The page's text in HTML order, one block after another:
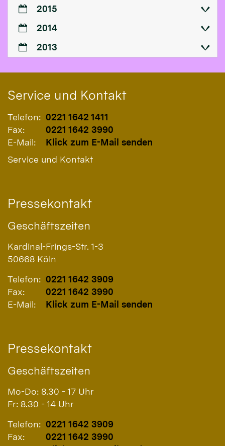
2015
2014
2013
Service und Kontakt
Telefon: 0221 1642 1411
Fax:
0221 1642 3990
E-Mail:
Klick zum E-Mail senden
Service und Kontakt
Pressekontakt
Geschäftszeiten
Kardinal-Frings-Str. 1-3
50668 Köln
Telefon: 0221 1642 3909
Fax:
0221 1642 3990
E-Mail:
Klick zum E-Mail senden
Pressekontakt
Geschäftszeiten
Mo-Do: 8.30 - 17 Uhr
Fr: 8.30 - 14 Uhr
Telefon: 0221 1642 3909
Fax:
0221 1642 3990